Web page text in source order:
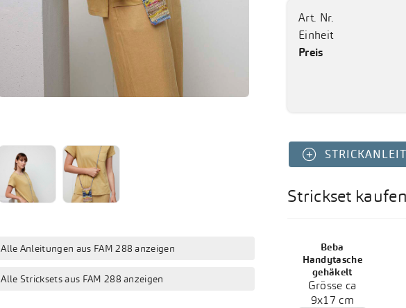
Alle Anleitungen aus FAM 288 anzeigen
Alle Stricksets aus FAM 288 anzeigen
Art. Nr.
Einheit
Preis
Strickset kaufen
Beba
Handytasche
gehäkelt
Grösse ca
9x17 cm